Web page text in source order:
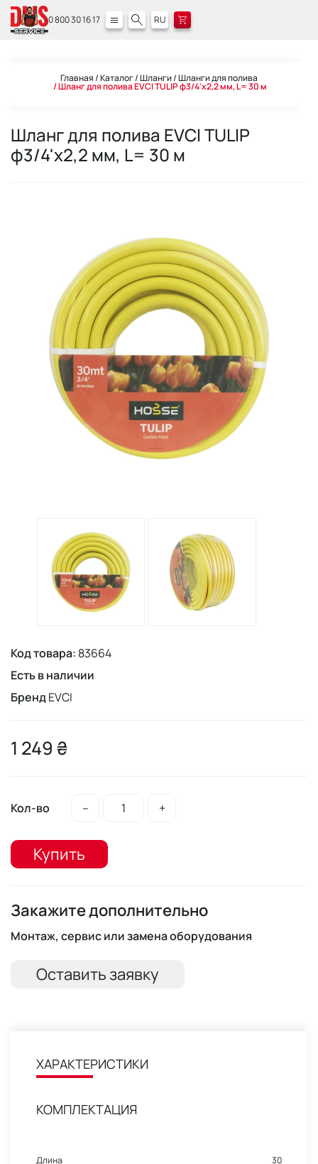
0 800 30 16 17 RU
Главная Каталог Шланги Шланги для полива
Шланг для полива EVCI TULIP ф3/4'x2,2 мм, L= 30 м
Шланг для полива EVCI TULIP
ф3/4'x2,2 мм, L= 30 м
Код товара: 83664
Есть в наличии
БрендEVCI
1 249 ₴
Кол-во – +
Купить
Закажите дополнительно
Монтаж, сервис или замена оборудования
Оставить заявку
ХАРАКТЕРИСТИКИ
КОМПЛЕКТАЦИЯ
Длина
30